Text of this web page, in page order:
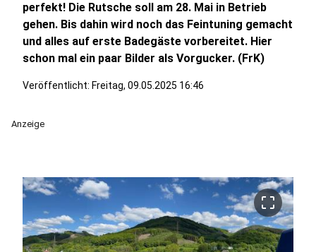
perfekt! Die Rutsche soll am 28. Mai in Betrieb
gehen. Bis dahin wird noch das Feintuning gemacht
und alles auf erste Badegäste vorbereitet. Hier
schon mal ein paar Bilder als Vorgucker. (FrK)
Veröffentlicht: Freitag, 09.05.2025 16:46
Anzeige
crop_free